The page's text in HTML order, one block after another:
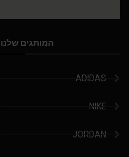
המותגים שלנו
ADIDAS
NIKE
JORDAN